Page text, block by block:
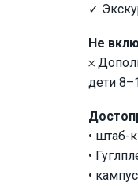
✓
Не
𐄂
дети
• штаб-
•
•